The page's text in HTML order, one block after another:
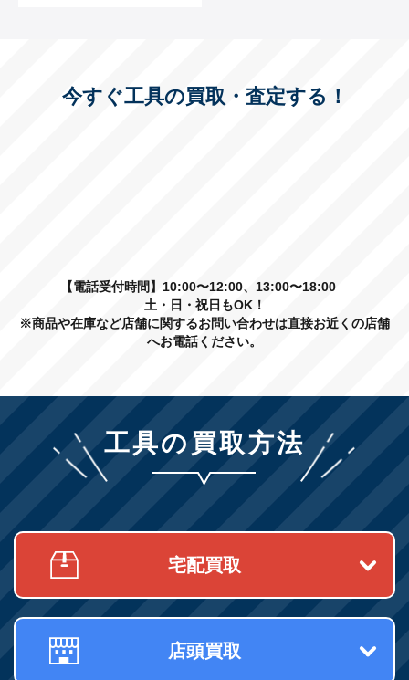
今すぐ工具の買取・査定する！
【電話受付時間】10:00〜12:00、13:00〜18:00
土・日・祝日もOK！
※商品や在庫など店舗に関するお問い合わせは直接お近くの店舗
へお電話ください。
工具の買取方法
宅配買取
店頭買取